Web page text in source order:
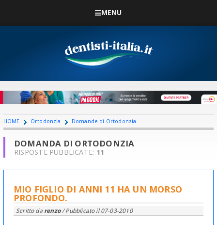
MENU
HOME Ortodonzia Domande di Ortodonzia
DOMANDA DI ORTODONZIA
RISPOSTE PUBBLICATE: 11
MIO FIGLIO DI ANNI 11 HA UN MORSO
PROFONDO.
Scritto da renzo/ Pubblicato il07-03-2010